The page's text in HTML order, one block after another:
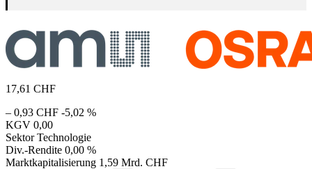
17,61 CHF
– 0,93 CHF -5,02 %
KGV 0,00
Sektor Technologie
Div.-Rendite 0,00 %
Marktkapitalisierung 1,59 Mrd. CHF